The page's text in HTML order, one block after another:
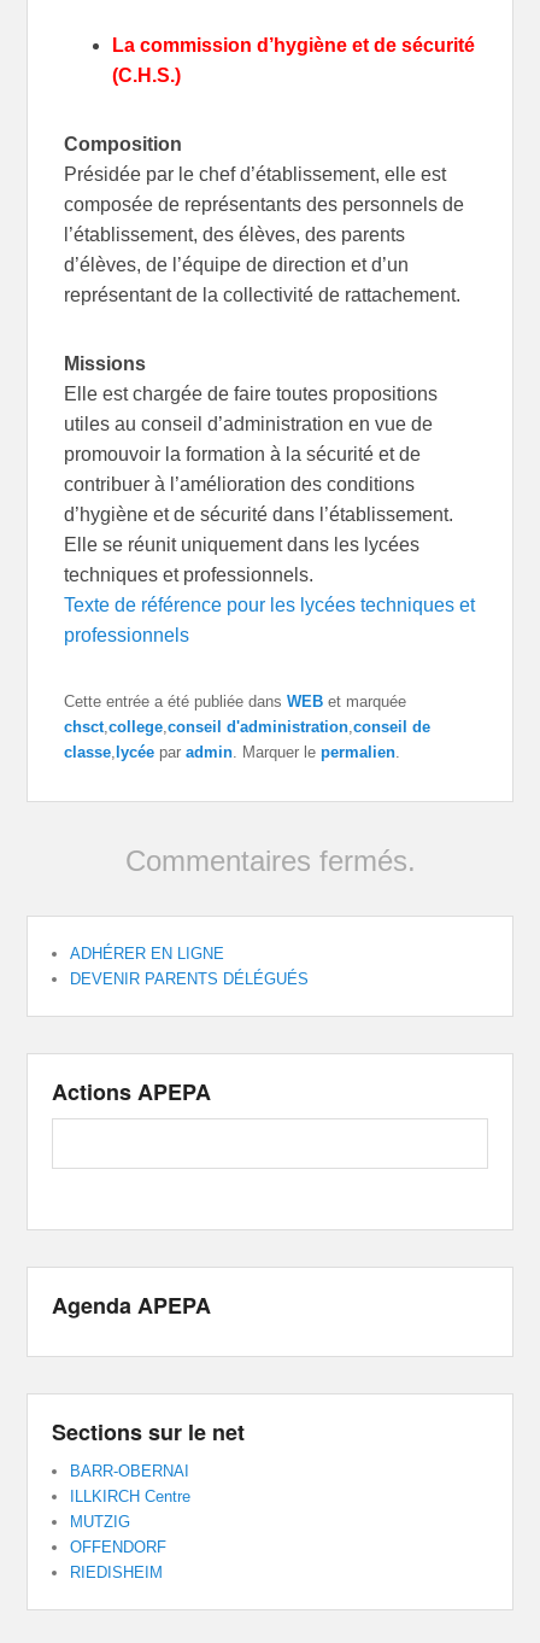
La commission d’hygiène et de sécurité
(C.H.S.)
Composition
Présidée par le chef d’établissement, elle est
composée de représentants des personnels de
l’établissement, des élèves, des parents
d’élèves, de l’équipe de direction et d’un
représentant de la collectivité de rattachement.
Missions
Elle est chargée de faire toutes propositions
utiles au conseil d’administration en vue de
promouvoir la formation à la sécurité et de
contribuer à l’amélioration des conditions
d’hygiène et de sécurité dans l’établissement.
Elle se réunit uniquement dans les lycées
techniques et professionnels.
Texte de référence pour les lycées techniques et
professionnels
Cette entrée a été publiée dansWEB et marquée
chsct ,college ,conseil d'administration ,conseil de
classe lycée paradmin . Marquer lepermalien
Commentaires fermés.
ADHÉRER EN LIGNE
DEVENIR PARENTS DÉLÉGUÉS
Actions APEPA
Agenda APEPA
Sections sur le net
BARR-OBERNAI
ILLKIRCH Centre
MUTZIG
OFFENDORF
RIEDISHEIM